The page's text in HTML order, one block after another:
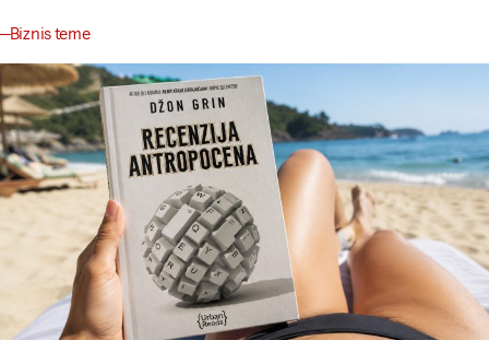
Biznis teme